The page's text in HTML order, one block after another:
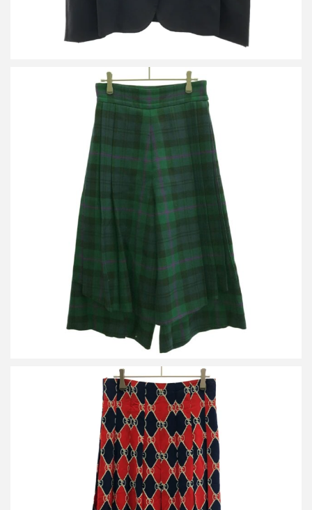
グッチ チェックスカート 582246 ZACNN
買取金額7,000円
詳しく見る
グッチ GGシルクプリーツスカート 409370 ZJQ81